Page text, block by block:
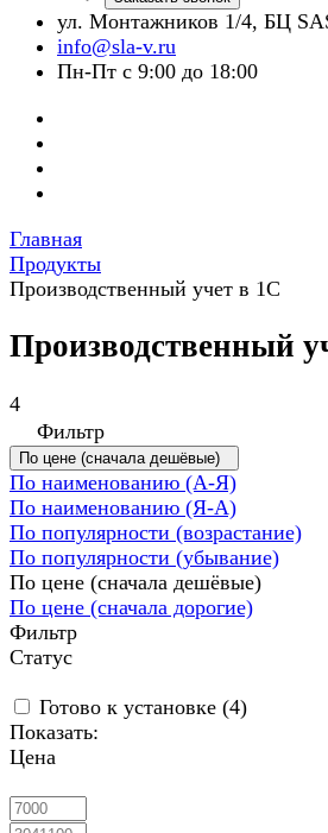
ул. Монтажников 1/4, БЦ
info@sla-v.ru
Пн-Пт с 9:00 до 18:00
Главная
Продукты
Производственный учет в 1С
Производственный
4
Фильтр
По цене (сначала дешёвые)
По наименованию (А-Я)
По наименованию (Я-А)
По популярности (возрастание)
По популярности (убывание)
По цене (сначала дешёвые)
По цене (сначала дорогие)
Фильтр
Статус
Готово к установке (4)
Показать:
Цена